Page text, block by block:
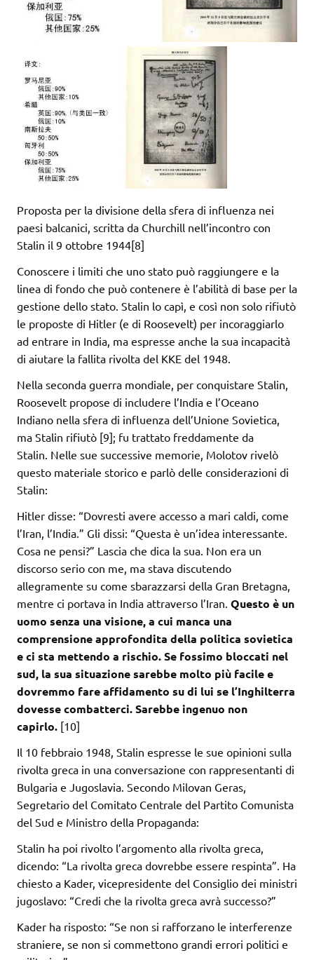
Proposta per la divisione della sfera di influenza nei
paesi balcanici, scritta da Churchill nell’incontro con
Stalin il 9 ottobre 1944[8]
Conoscere i limiti che uno stato può raggiungere e la
linea di fondo che può contenere è l’abilità di base per la
gestione dello stato. Stalin lo capì, e così non solo rifiutò
le proposte di Hitler (e di Roosevelt) per incoraggiarlo
ad entrare in India, ma espresse anche la sua incapacità
di aiutare la fallita rivolta del KKE del 1948.
Nella seconda guerra mondiale, per conquistare Stalin,
Roosevelt propose di includere l’India e l’Oceano
Indiano nella sfera di influenza dell’Unione Sovietica,
ma Stalin rifiutò [9]; fu trattato freddamente da
Stalin. Nelle sue successive memorie, Molotov rivelò
questo materiale storico e parlò delle considerazioni di
Stalin:
Hitler disse: “Dovresti avere accesso a mari caldi, come
l’Iran, l’India.” Gli dissi: “Questa è un’idea interessante.
Cosa ne pensi?” Lascia che dica la sua. Non era un
discorso serio con me, ma stava discutendo
allegramente su come sbarazzarsi della Gran Bretagna,
mentre ci portava in India attraverso l’Iran. Questo è un
uomo senza una visione, a cui manca una
comprensione approfondita della politica sovietica
e ci sta mettendo a rischio. Se fossimo bloccati nel
sud, la sua situazione sarebbe molto più facile e
dovremmo fare affidamento su di lui se l’Inghilterra
dovesse combatterci. Sarebbe ingenuo non
capirlo. [10]
Il 10 febbraio 1948, Stalin espresse le sue opinioni sulla
rivolta greca in una conversazione con rappresentanti di
Bulgaria e Jugoslavia. Secondo Milovan Geras,
Segretario del Comitato Centrale del Partito Comunista
del Sud e Ministro della Propaganda:
Stalin ha poi rivolto l’argomento alla rivolta greca,
dicendo: “La rivolta greca dovrebbe essere respinta”. Ha
chiesto a Kader, vicepresidente del Consiglio dei ministri
jugoslavo: “Credi che la rivolta greca avrà successo?”
Kader ha risposto: “Se non si rafforzano le interferenze
straniere, se non si commettono grandi errori politici e